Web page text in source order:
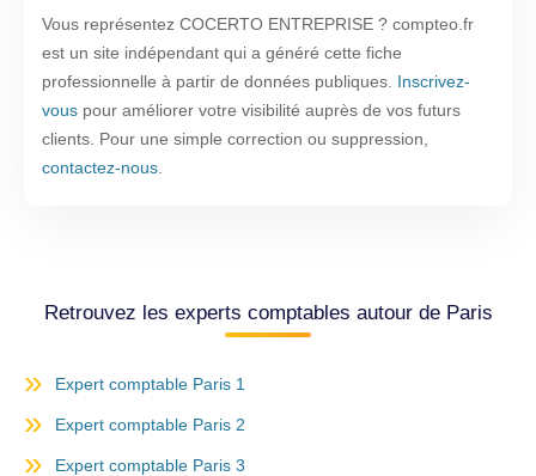
Vous représentez COCERTO ENTREPRISE ? compteo.fr
est un site indépendant qui a généré cette fiche
professionnelle à partir de données publiques. Inscrivez-
vous pour améliorer votre visibilité auprès de vos futurs
clients. Pour une simple correction ou suppression,
contactez-nous
Retrouvez les experts comptables autour de Paris
Expert comptable Paris 1
Expert comptable Paris 2
Expert comptable Paris 3